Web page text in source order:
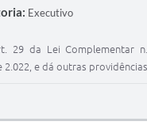
Executivo
29 da Lei Complementar
2.022, e dá outras providências.